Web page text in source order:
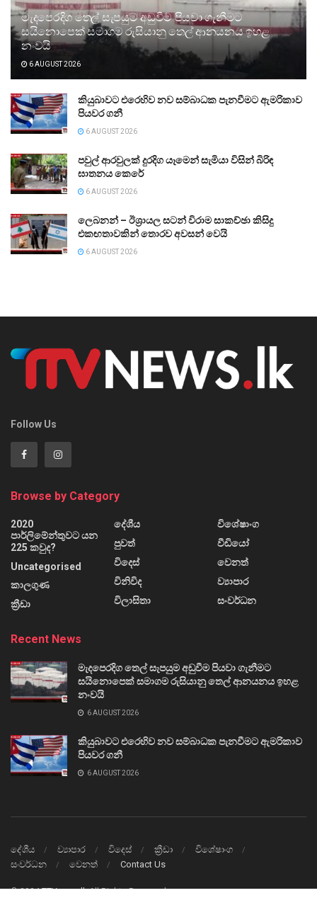
මැදපෙරදිග තෙල් සැපයුම අඩුවීම පියවා ගැනීමට
සයිනොපෙක් සමාගම රුසියානු තෙල් ආනයනය ඉහළ
නංවයි
6 AUGUST 2026
කියුබාවට එරෙහිව නව සම්බාධක පැනවීමට ඇමරිකාව
පියවර ගනී
6 AUGUST 2026
පවුල් ආරවුලක් දුරදිග යෑමෙන් සැමියා විසින් බිරිඳ
ඝාතනය කෙරේ
6 AUGUST 2026
ලෙබනන් – ඊශ්‍රායල සටන් විරාම සාකච්ඡා කිසිදු
එකඟතාවකින් තොරව අවසන් වෙයි
6 AUGUST 2026
Follow Us
Browse by Category
2020
පාර්ලිමේන්තුවට යන
225 කවුද?
Uncategorised
කාලගුණ
ක්‍රීඩා
දේශීය
පුවත්
විදෙස්
විනිවිද
විලාසිතා
විශේෂාංග
වීඩියෝ
වෙනත්
ව්‍යාපාර
සංවර්ධන
Recent News
මැදපෙරදිග තෙල් සැපයුම අඩුවීම පියවා ගැනීමට
සයිනොපෙක් සමාගම රුසියානු තෙල් ආනයනය ඉහළ
නංවයි
6 AUGUST 2026
කියුබාවට එරෙහිව නව සම්බාධක පැනවීමට ඇමරිකාව
පියවර ගනී
6 AUGUST 2026
දේශීය ව්‍යාපාර විදෙස් ක්‍රීඩා
විශේෂාංග
සංවර්ධන
වෙනත් Contact Us
© 2024TTVnews.lkAll Rights Reserved